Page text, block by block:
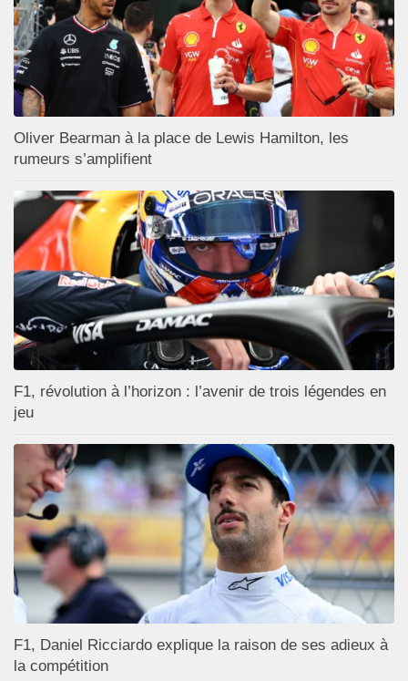
Oliver Bearman à la place de Lewis Hamilton, les
rumeurs s’amplifient
F1, révolution à l’horizon : l’avenir de trois légendes en
jeu
F1, Daniel Ricciardo explique la raison de ses adieux à
la compétition